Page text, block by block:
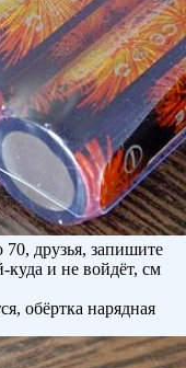
друзья, запишите
и не войдёт, см
обёртка нарядная